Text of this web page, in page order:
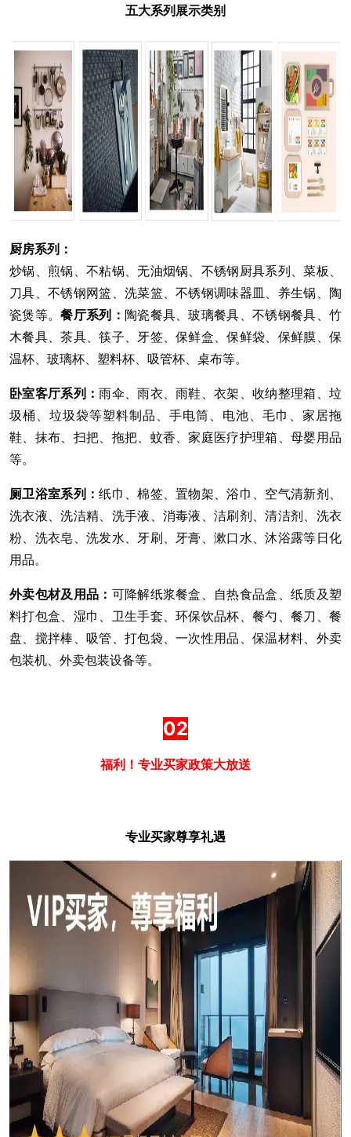
五大系列展示类别
厨房系列：
炒锅、煎锅、不粘锅、无油烟锅、不锈钢厨具系列、菜板、
刀具、不锈钢网篮、洗菜篮、不锈钢调味器皿、养生锅、陶
瓷煲等。餐厅系列： 陶瓷餐具、玻璃餐具、不锈钢餐具、竹
木餐具、茶具、筷子、牙签、保鲜盒、保鲜袋、保鲜膜、保
温杯、玻璃杯、塑料杯、吸管杯、桌布等。
卧室客厅系列：雨伞、雨衣、雨鞋、衣架、收纳整理箱、垃
圾桶、垃圾袋等塑料制品、手电筒、电池、毛巾、家居拖
鞋、抹布、扫把、拖把、蚊香、家庭医疗护理箱、母婴用品
等。
厕卫浴室系列：纸巾、棉签、置物架、浴巾、空气清新剂、
洗衣液、洗洁精、洗手液、消毒液、洁刷剂、清洁剂、洗衣
粉、洗衣皂、洗发水、牙刷、牙膏、漱口水、沐浴露等日化
用品。
外卖包材及用品： 可降解纸浆餐盒、自热食品盒、纸质及塑
料打包盒、湿巾、卫生手套、环保饮品杯、餐勺、餐刀、餐
盘、搅拌棒、吸管、打包袋、一次性用品、保温材料、外卖
包装机、外卖包装设备等。
02
福利！专业买家政策大放送
专业买家尊享礼遇